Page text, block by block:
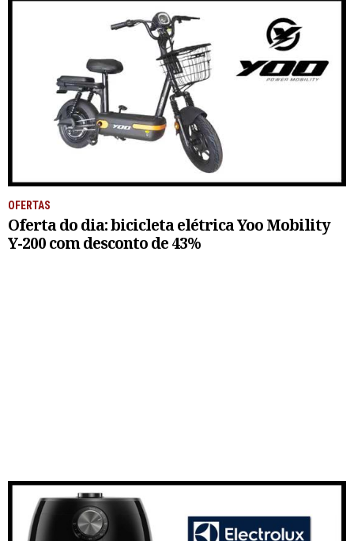
OFERTAS
Oferta do dia: bicicleta elétrica Yoo Mobility
Y-200 com desconto de 43%